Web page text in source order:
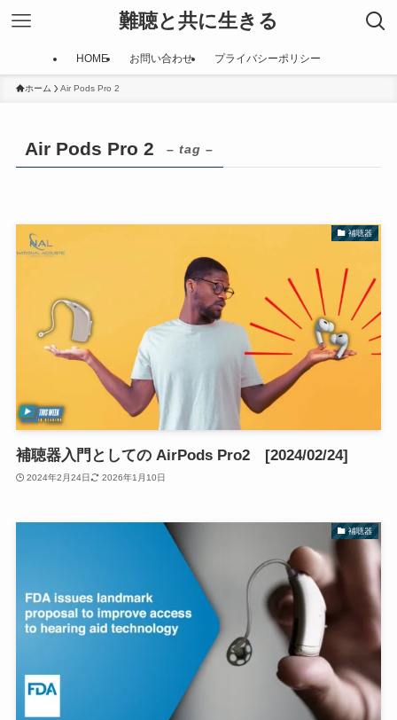
難聴と共に生きる
HOME お問い合わせ プライバシーポリシー
ホーム Air Pods Pro 2
Air Pods Pro 2 – tag –
補聴器
補聴器入門としての AirPods Pro2 [2024/02/24]
2024年2月24日 2026年1月10日
補聴器